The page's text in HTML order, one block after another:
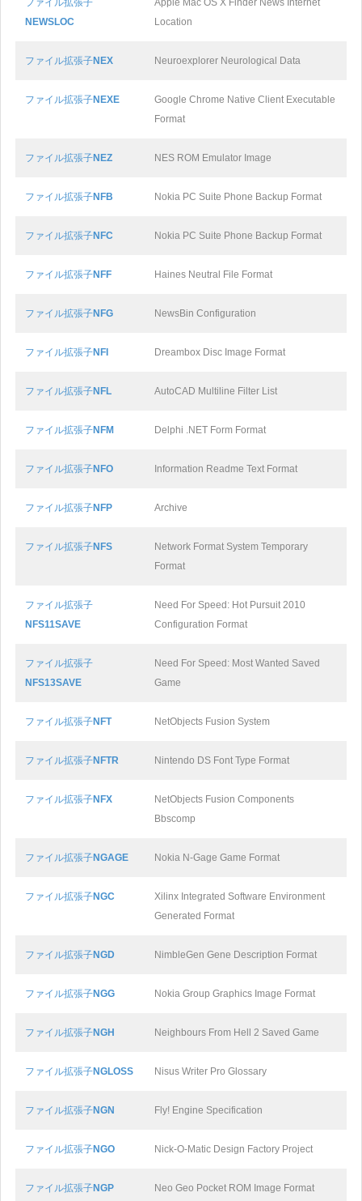
ファイル拡張子
NEWSLOC
Apple Mac OS X Finder News Internet
Location
ファイル拡張子NEX Neuroexplorer Neurological Data
ファイル拡張子NEXE
Google Chrome Native Client Executable
Format
ファイル拡張子NEZ NES ROM Emulator Image
ファイル拡張子NFB Nokia PC Suite Phone Backup Format
ファイル拡張子NFC Nokia PC Suite Phone Backup Format
ファイル拡張子NFF Haines Neutral File Format
ファイル拡張子NFG NewsBin Configuration
ファイル拡張子NFI Dreambox Disc Image Format
ファイル拡張子NFL AutoCAD Multiline Filter List
ファイル拡張子NFM Delphi .NET Form Format
ファイル拡張子NFO Information Readme Text Format
ファイル拡張子NFP Archive
ファイル拡張子NFS
Network Format System Temporary
Format
ファイル拡張子
NFS11SAVE
Need For Speed: Hot Pursuit 2010
Configuration Format
ファイル拡張子
NFS13SAVE
Need For Speed: Most Wanted Saved
Game
ファイル拡張子NFT NetObjects Fusion System
ファイル拡張子NFTR Nintendo DS Font Type Format
ファイル拡張子NFX
NetObjects Fusion Components
Bbscomp
ファイル拡張子NGAGE Nokia N-Gage Game Format
ファイル拡張子NGC
Xilinx Integrated Software Environment
Generated Format
ファイル拡張子NGD NimbleGen Gene Description Format
ファイル拡張子NGG Nokia Group Graphics Image Format
ファイル拡張子NGH Neighbours From Hell 2 Saved Game
ファイル拡張子NGLOSS Nisus Writer Pro Glossary
ファイル拡張子NGN Fly! Engine Specification
ファイル拡張子NGO Nick-O-Matic Design Factory Project
ファイル拡張子NGP Neo Geo Pocket ROM Image Format